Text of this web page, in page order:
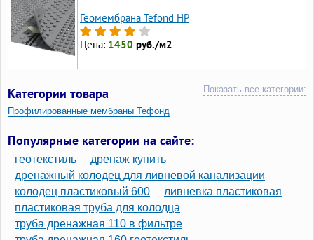
Геомембрана Tefond HP
Цена: 1450 руб./м2
Категории товара Показать все категории:
Профилированные мембраны Тефонд
Популярные категории на сайте:
геотекстиль
дренаж купить
дренажный колодец для ливневой канализации
колодец пластиковый 600
ливневка пластиковая
пластиковая труба для колодца
труба дренажная 110 в фильтре